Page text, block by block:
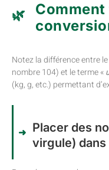
Notez la différence entre le
nombre 104) et le terme «
(kg, g, etc.) permettant
Placer des
virgule) dans